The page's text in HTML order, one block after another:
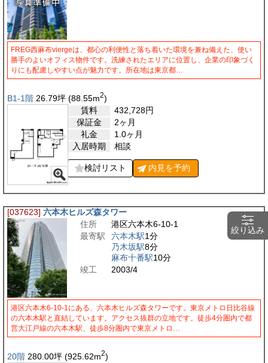
FREG西麻布viergeは、都心の利便性と落ち着いた環境を兼ね備えた、使い
勝手のよいオフィス物件です。洗練されたエリアに位置し、企業の印象づく
りにも配慮しやすい点が魅力です。所在地は東京都…
B1-1階 26.79坪 (88.55m2)
賃料
432,728円
保証金
2ヶ月
礼金
1.0ヶ月
入居時期
相談
検討リスト 内見を予約
[037623] 六本木ヒルズ森タワー
住所
港区六本木6-10-1
最寄駅
六本木駅1分
乃木坂駅8分
麻布十番駅10分
竣工
2003/4
港区六本木6-10-1にある、六本木ヒルズ森タワーです。東京メトロ日比谷線
の六本木駅と直結しています。アクセス抜群の立地です。徒歩4分圏内で都
営大江戸線の六本木駅、徒歩8分圏内で東京メトロ…
20階 280.00坪 (925.62m2)
絞り込み